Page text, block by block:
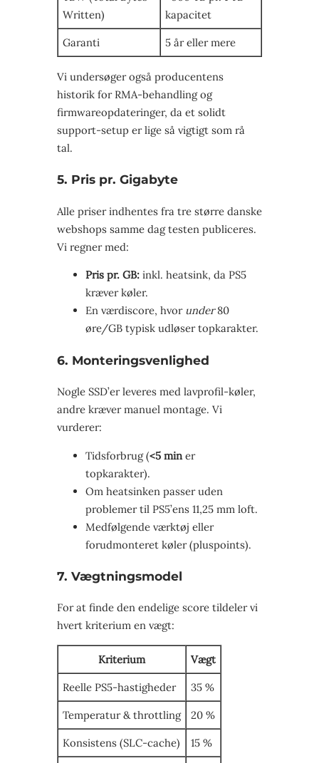
Written)
kapacitet
Garanti 5 år eller mere
Vi undersøger også producentens
historik for RMA-behandling og
firmwareopdateringer, da et solidt
support-setup er lige så vigtigt som rå
tal.
5. Pris pr. Gigabyte
Alle priser indhentes fra tre større danske
webshops samme dag testen publiceres.
Vi regner med:
Pris pr. GB: inkl. heatsink, da PS5
kræver køler.
En værdiscore, hvor under80
øre/GB typisk udløser topkarakter.
6. Monteringsvenlighed
Nogle SSD’er leveres med lavprofil-køler,
andre kræver manuel montage. Vi
vurderer:
Tidsforbrug (<5 min er
topkarakter).
Om heatsinken passer uden
problemer til PS5’ens 11,25 mm loft.
Medfølgende værktøj eller
forudmonteret køler (pluspoints).
7. Vægtningsmodel
For at finde den endelige score tildeler vi
hvert kriterium en vægt:
Kriterium Vægt
Reelle PS5-hastigheder 35 %
Temperatur & throttling 20 %
Konsistens (SLC-cache) 15 %